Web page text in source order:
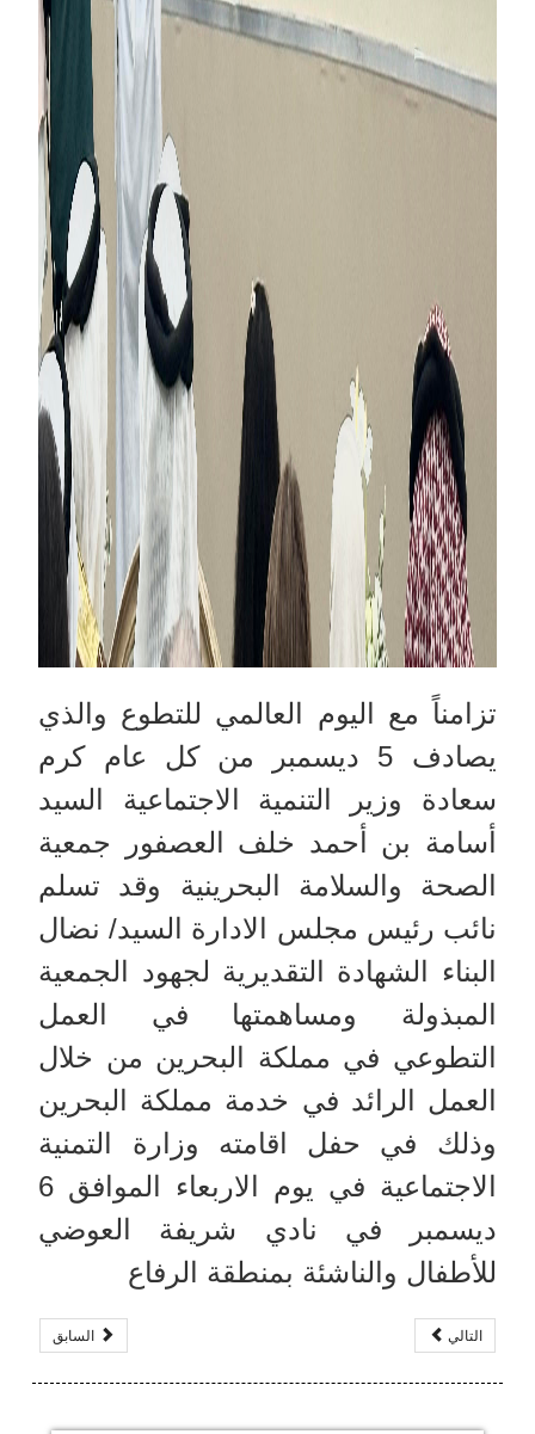
تزامناً مع اليوم العالمي للتطوع والذي
يصادف 5 ديسمبر من كل عام كرم
سعادة وزير التنمية الاجتماعية السيد
أسامة بن أحمد خلف العصفور جمعية
الصحة والسلامة البحرينية وقد تسلم
نائب رئيس مجلس الادارة السيد/ نضال
البناء الشهادة التقديرية لجهود الجمعية
المبذولة ومساهمتها في العمل
التطوعي في مملكة البحرين من خلال
العمل الرائد في خدمة مملكة البحرين
وذلك في حفل اقامته وزارة التمنية
الاجتماعية في يوم الاربعاء الموافق 6
ديسمبر في نادي شريفة العوضي
للأطفال والناشئة بمنطقة الرفاع
السابق التالي